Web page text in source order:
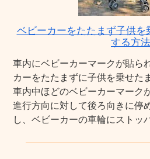
ベビーカーをたたまず子供を
する方法
車内にベビーカーマークが貼ら
カーをたたまずに子供を乗せた
車内中ほどのベビーカーマーク
進行方向に対して後ろ向きに停
し、ベビーカーの車輪にストッ